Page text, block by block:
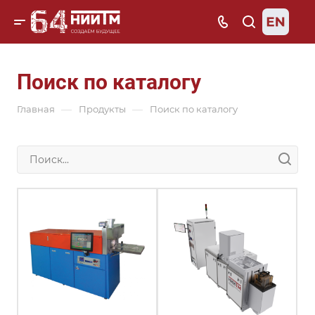
Поиск по каталогу
Главная — Продукты — Поиск по каталогу